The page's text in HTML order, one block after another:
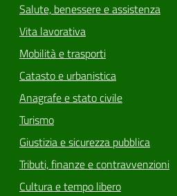
Salute, benessere e assistenza
Vita lavorativa
Mobilità e trasporti
Catasto e urbanistica
Anagrafe e stato civile
Turismo
Giustizia e sicurezza pubblica
Tributi, finanze e contravvenzioni
Cultura e tempo libero